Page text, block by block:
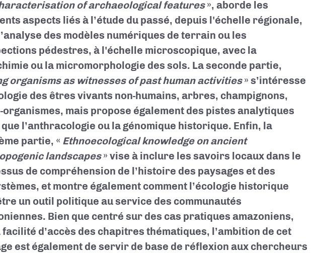
of archaeological features», aborde les
aspects liés à l’étude du passé, depuis l'échelle régionale,
des modèles numériques de terrain ou les
pédestres, à l'échelle microscopique, avec la
ou la micromorphologie des sols. La seconde partie,
organisms as witnesses of past human activities» s’intéresse
des êtres vivants non-humains, arbres, champignons,
mais propose également des pistes analytiques
l’anthracologie ou la génomique historique. Enfin, la
partie, « Ethnoecological knowledge on ancient
landscapes» vise à inclure les savoirs locaux dans le
de compréhension de l’histoire des paysages et des
et montre également comment l’écologie historique
un outil politique au service des communautés
Bien que centré sur des cas pratiques amazoniens,
d’accès des chapitres thématiques, l’ambition de cet
est également de servir de base de réflexion aux chercheurs